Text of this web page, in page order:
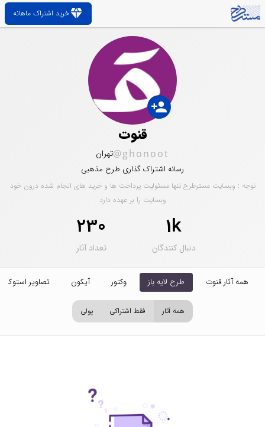
diamondخرید اشتراک ماهانه
person_add
قنوت
@ghonootتهران
رسانه اشتراک گذاری طرح مذهبی
توجه : وبسایت مسترطرح تنها مسئولیت پرداخت ها و خرید های انجام شده درون خود
وبسایت را بر عهده دارد
1k
دنبال کنندگان
230
تعداد آثار
همه آثار قنوت طرح لایه باز وکتور آیکون تصاویر استوک
همه آثار فقط اشتراکی پولی